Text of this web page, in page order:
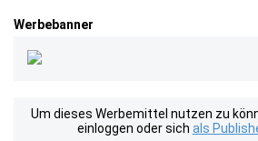
Werbebanner
Um dieses Werbemittel nutzen zu
einloggen oder sich als